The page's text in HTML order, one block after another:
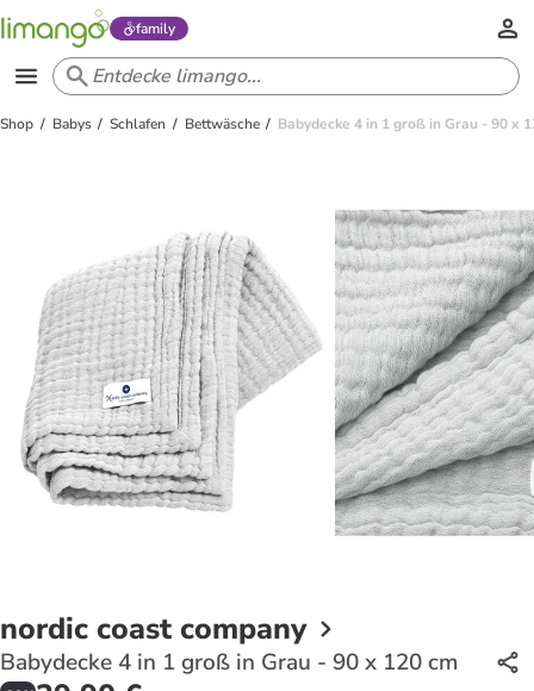
family
Shop Babys Schlafen Bettwäsche Babydecke 4 in 1 groß in Grau - 90 x
nordic coast company
Babydecke 4 in 1 groß in Grau - 90 x 120 cm